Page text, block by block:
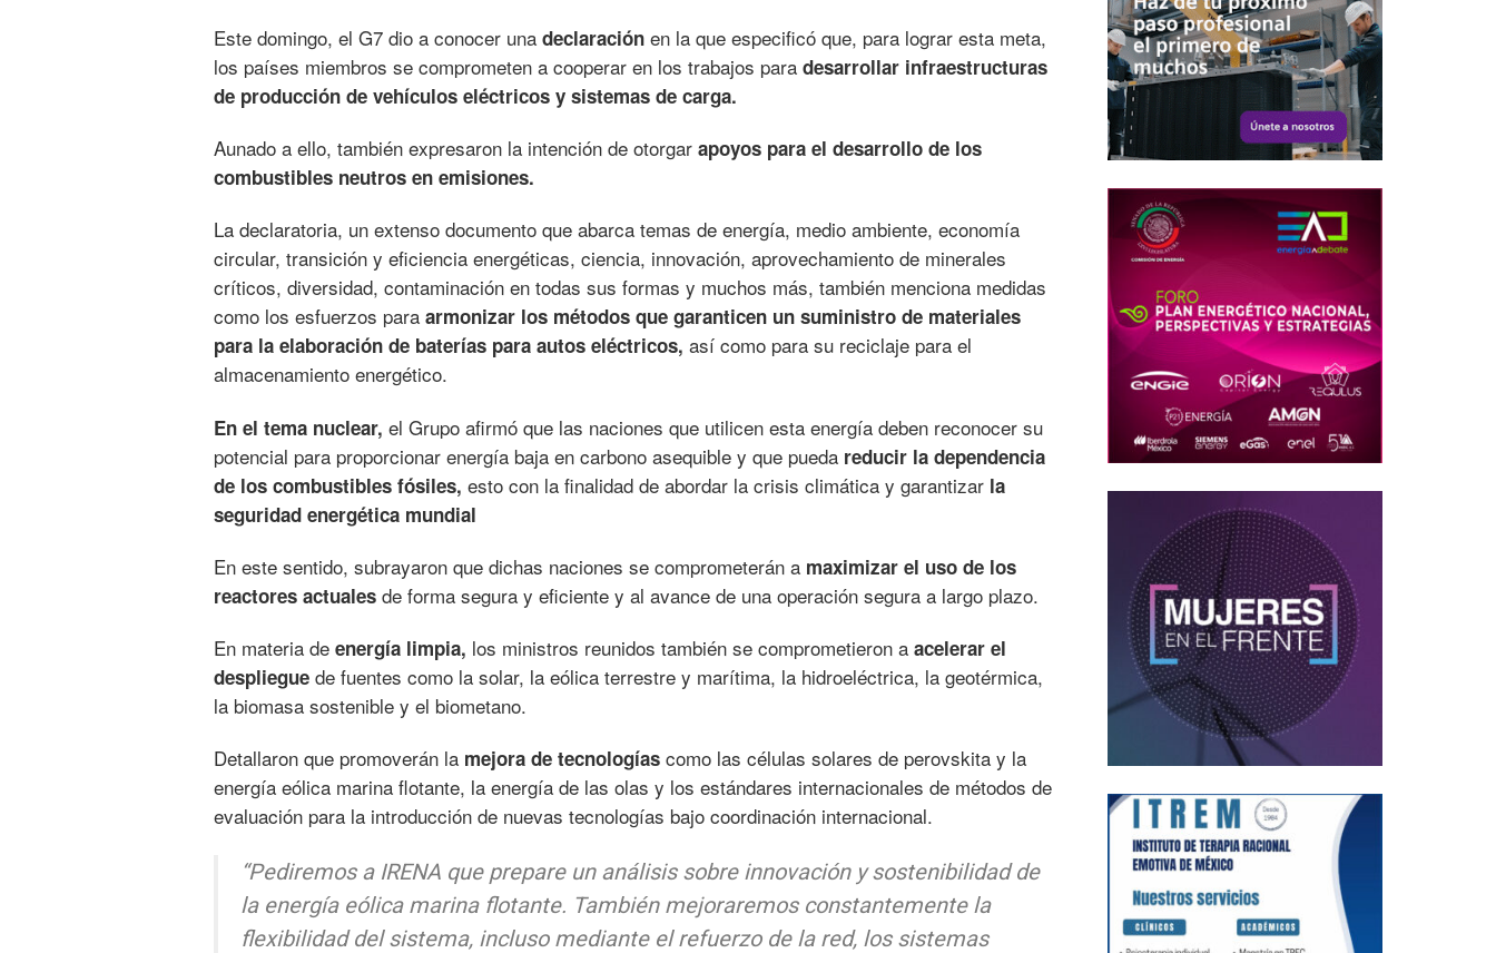
Este domingo, el G7 dio a conocer una declaración en la que especificó que, para lograr esta meta,
los países miembros se comprometen a cooperar en los trabajos para desarrollar infraestructuras
de producción de vehículos eléctricos y sistemas de carga.
Aunado a ello, también expresaron la intención de otorgar apoyos para el desarrollo de los
combustibles neutros en emisiones.
La declaratoria, un extenso documento que abarca temas de energía, medio ambiente, economía
circular, transición y eficiencia energéticas, ciencia, innovación, aprovechamiento de minerales
críticos, diversidad, contaminación en todas sus formas y muchos más, también menciona medidas
como los esfuerzos para armonizar los métodos que garanticen un suministro de materiales
para la elaboración de baterías para autos eléctricos, así como para su reciclaje para el
almacenamiento energético.
En el tema nuclear, el Grupo afirmó que las naciones que utilicen esta energía deben reconocer su
potencial para proporcionar energía baja en carbono asequible y que pueda reducir la dependencia
de los combustibles fósiles, esto con la finalidad de abordar la crisis climática y garantizar la
seguridad energética mundial
En este sentido, subrayaron que dichas naciones se comprometerán a maximizar el uso de los
reactores actuales de forma segura y eficiente y al avance de una operación segura a largo plazo.
En materia de energía limpia, los ministros reunidos también se comprometieron a acelerar el
despliegue de fuentes como la solar, la eólica terrestre y marítima, la hidroeléctrica, la geotérmica,
la biomasa sostenible y el biometano.
Detallaron que promoverán la mejora de tecnologías como las células solares de perovskita y la
energía eólica marina flotante, la energía de las olas y los estándares internacionales de métodos de
evaluación para la introducción de nuevas tecnologías bajo coordinación internacional.
“Pediremos a IRENA que prepare un análisis sobre innovación y sostenibilidad de
la energía eólica marina flotante. También mejoraremos constantemente la
flexibilidad del sistema, incluso mediante el refuerzo de la red, los sistemas